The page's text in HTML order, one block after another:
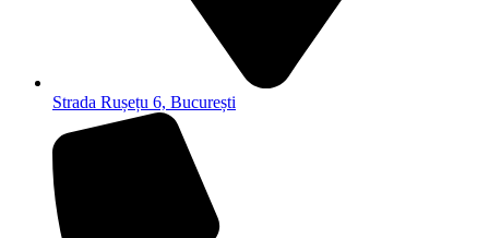
Strada Rușețu 6, București